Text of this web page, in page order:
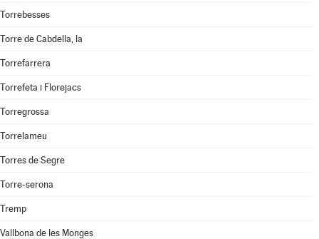
Torrebesses
Torre de Cabdella, la
Torrefarrera
Torrefeta i Florejacs
Torregrossa
Torrelameu
Torres de Segre
Torre-serona
Tremp
Vallbona de les Monges